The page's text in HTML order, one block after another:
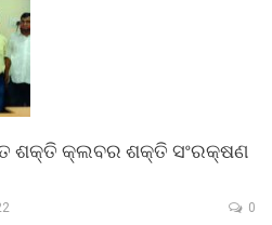
ଶକ୍ତି କ୍ଲବର ଶକ୍ତି ସଂରକ୍ଷଣ
0